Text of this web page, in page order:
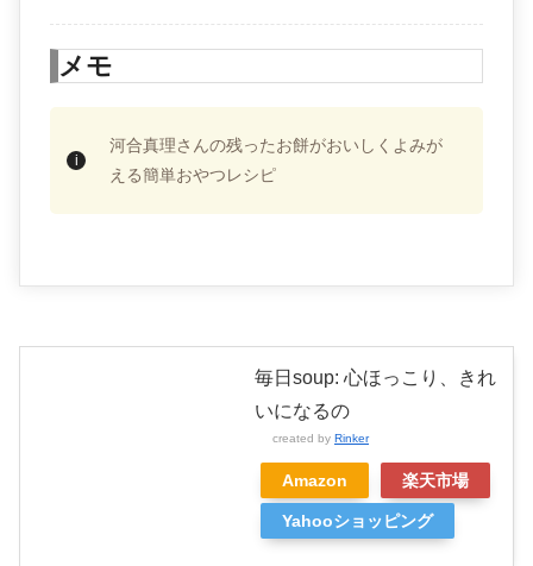
メモ
河合真理さんの残ったお餅がおいしくよみが
える簡単おやつレシピ
毎日soup: 心ほっこり、きれ
いになるの
created by Rinker
Amazon 楽天市場
Yahooショッピング